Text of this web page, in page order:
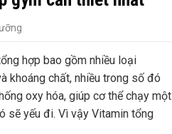
hợp bao gồm nhiều loại
khoáng chất, nhiều trong số đó
oxy hóa, giúp cơ thể chạy một
sẽ yếu đi. Vì vậy Vitamin tổng